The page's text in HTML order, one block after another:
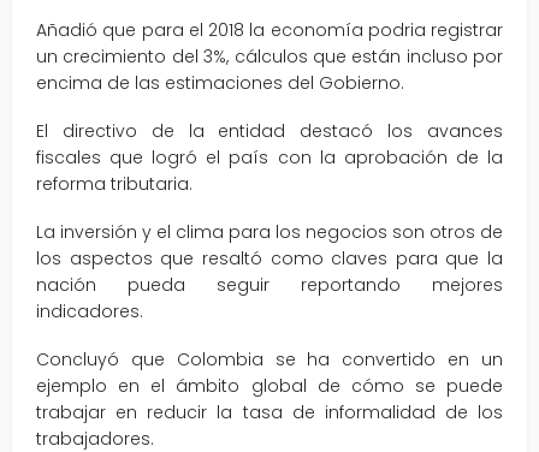
Añadió que para el 2018 la economía podria registrar
un crecimiento del 3%, cálculos que están incluso por
encima de las estimaciones del Gobierno.
El directivo de la entidad destacó los avances
fiscales que logró el país con la aprobación de la
reforma tributaria.
La inversión y el clima para los negocios son otros de
los aspectos que resaltó como claves para que la
nación pueda seguir reportando mejores
indicadores.
Concluyó que Colombia se ha convertido en un
ejemplo en el ámbito global de cómo se puede
trabajar en reducir la tasa de informalidad de los
trabajadores.